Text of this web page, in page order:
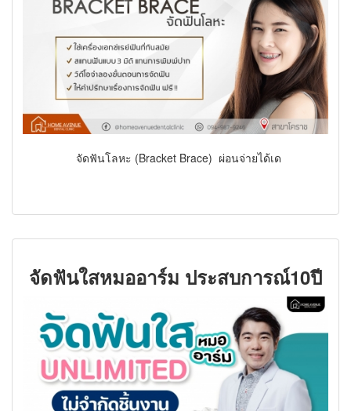
จัดฟันโลหะ (Bracket Brace) ผ่อนจ่ายได้เด
จัดฟันใสหมออาร์ม ประสบการณ์10ปี
จัดฟันใสโดยเฉพาะ